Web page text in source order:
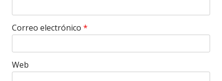
Correo electrónico *
Web